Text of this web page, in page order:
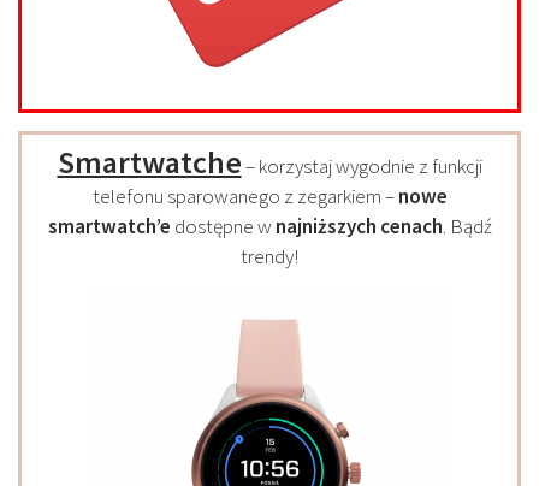
Smartwatche– korzystaj wygodnie z funkcji
telefonu sparowanego z zegarkiem –nowe
smartwatch’e dostępne w najniższych cenach. Bądź
trendy!